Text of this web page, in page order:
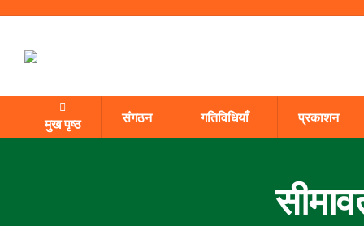
मुख पृष्ठ संगठन गतिविधियाँ प्रकाशन